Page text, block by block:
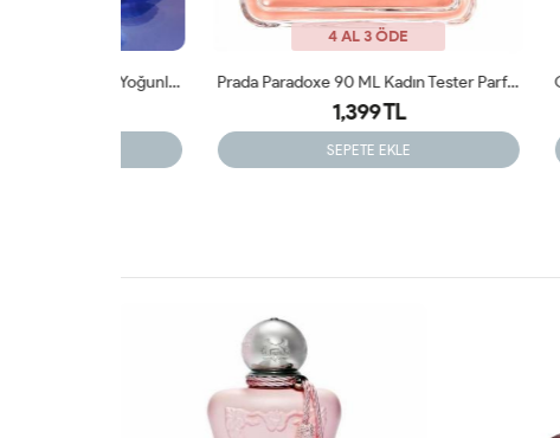
4 AL 3 ÖDE
Prada Paradoxe 90 ML Kadın Tester Parfüm
SEPETE EKLE